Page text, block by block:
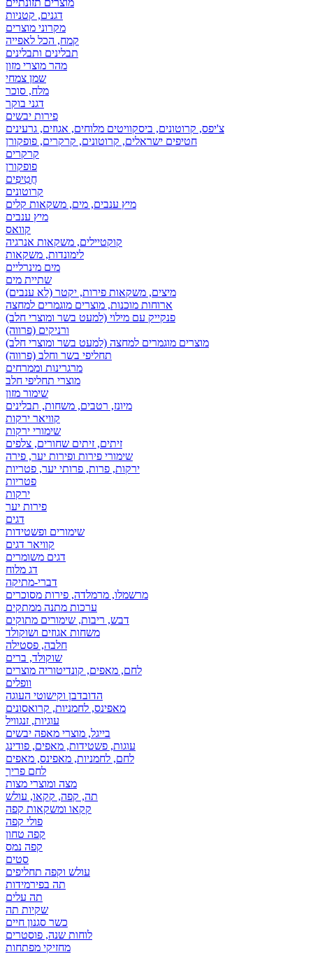
מוצרים תזונתיים
דגנים, קטניות
מקרוני מוצרים
קמח, הכל לאפייה
תבלינים ותבלינים
מהר מוצרי מזון
שמן צמחי
מלח, סוכר
דגני בוקר
פירות יבשים
צ'יפס, קרוטונים, ביסקוויטים מלוחים, אגוזים, גרעינים
חטיפים ישראלים, קרוטונים, קרקרים, פופקורן
קרקרים
פופקורן
חֲטִיפִים
קרוטונים
מיץ ענבים, מים, משקאות קלים
מיץ ענבים
קוואס
קוקטיילים, משקאות אנרגיה
לימונדות, משקאות
מים מינרליים
שתיית מים
מיצים, משקאות פירות, יקטר (לא ענבים)
ארוחות מוכנות, מוצרים מוגמרים למחצה
פנקייק עם מילוי (למעט בשר ומוצרי חלב)
ורניקים (פרווה)
מוצרים מוגמרים למחצה (למעט בשר ומוצרי חלב)
תחליפי בשר וחלב (פרווה)
מרגרינות וממרחים
מוצרי תחליפי חלב
שימור מזון
מיונז, רטבים, משחות, תבלינים
קוויאר ירקות
שימורי ירקות
זיתים, זיתים שחורים, צלפים
שימורי פירות ופירות יער, פירה
ירקות, פרות, פרותי יער, פטריות
פטריות
ירקות
פירות יער
דגים
שימורים ופשטידות
קוויאר דגים
דגים משומרים
דג מלוח
דברי-מתיקה
מרשמלו, מרמלדה, פירות מסוכרים
ערכות מתנה ממתקים
דבש, ריבות, שימורים מתוקים
משחות אגוזים ושוקולד
חלבה, פסטילה
שוקולד, ברים
לחם, מאפים, קונדיטוריה מוצרים
וופלים
הדובדבן וקישוטי העוגה
מאפינס, לחמניות, קרואסונים
עוגיות, זנגוויל
בייגל, מוצרי מאפה יבשים
עוגות, פשטידות, מאפים, פודינג
לחם, לחמניות, מאפינס, מאפים
לחם פריך
מצה ומוצרי מצות
תה, קפה, קקאו, עולש
קקאו ומשקאות קפה
פולי קפה
קפה טחון
קפה נמס
סטים
עולש וקפה תחליפים
תה בפירמידות
תה עלים
שקיות תה
כשר סגנון חיים
לוחות שנה, פוסטרים
מחזיקי מפתחות